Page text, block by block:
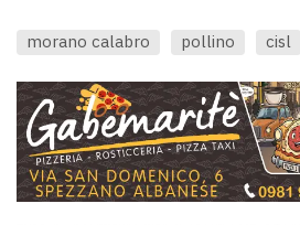
morano calabro pollino cisl